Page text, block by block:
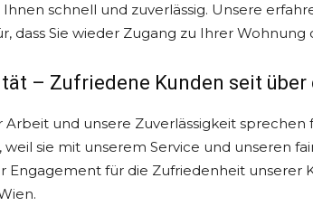
schnell und zuverlässig. Unsere
dass Sie wieder Zugang zu Ihrer
– Zufriedene Kunden seit
Arbeit und unsere Zuverlässigkeit
sie mit unserem Service und unseren
Engagement für die Zufriedenheit